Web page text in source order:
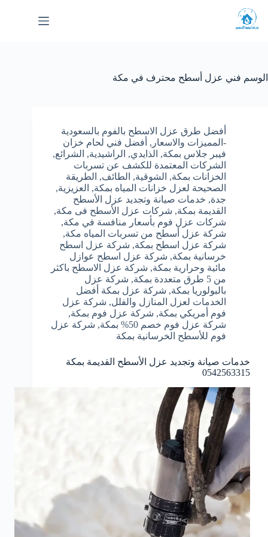
إلى
المحتوى
الوسم فني عزل أسطح محترف في مكة
أفضل طرق عزل الاسطح بالفوم بالسعودية
-المميزات والاسعار , أفضل فني لحام خزان
فيبر جلاس بمكة, الذايدي, الراشيدية, الشرائع,
الشركات المعتمدة للكشف عن تسربات
الخزانات بمكة, الشوقية, الطائف, الطريقة
الصحيحة لعزل خزانات المياه بمكة, العزيزية,
جدة, خدمات صيانة وتجديد عزل الأسطح
القديمة بمكة, شركات عزل الأسطح فى مكة,
شركات عزل فوم بأسعار منافسة في مكة,
شركة عزل أسطح من تسربات المياه مكة,
شركة عزل اسطح بمكة, شركة عزل اسطح
خرسانية بمكة, شركة عزل اسطح عوازل
مائية وحرارية بمكة, شركة عزل الاسطح باكثر
من 5 طرق متعددة بمكة
, شركة عزل
بالبولوريا بمكة, شركة عزل بمكة أفضل
الخدمات لعزل المنازل والفلل, شركة عزل
فوم أمريكي بمكة, شركة عزل فوم بمكة,
شركة عزل فوم خصم 50% بمكة
, شركة عزل
فوم للأسطح الخرسانية بمكة
خدمات صيانة وتجديد عزل الأسطح القديمة بمكة
0542563315